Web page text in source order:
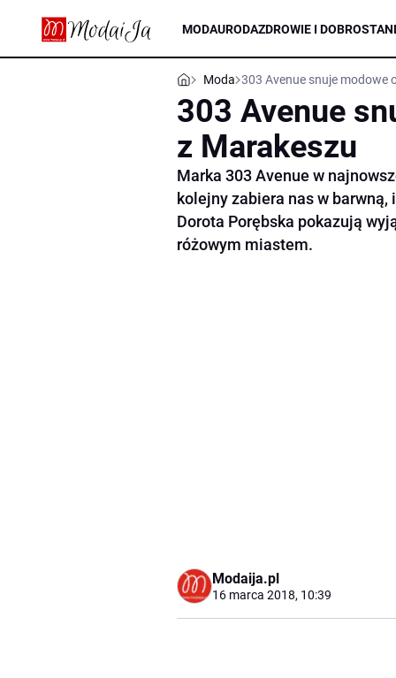
MODAURODAZDROWIE I DOBROSTAN
Moda 303 Avenue snuje modowe
303 Avenue
z Marakeszu
Marka 303 Avenue w
kolejny zabiera nas w
Dorota Porębska pokazują
różowym miastem.
Modaija.pl
16 marca 2018, 10:39